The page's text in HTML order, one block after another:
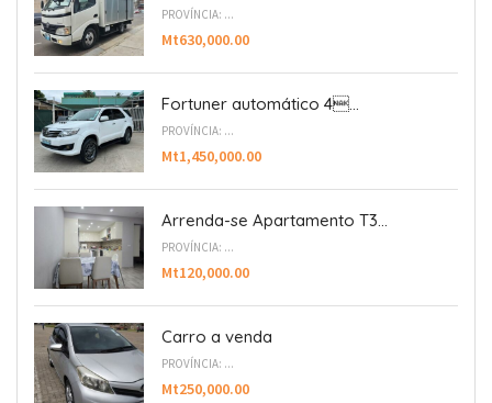
PROVÍNCIA: ...
Mt630,000.00
Fortuner automático 4...
PROVÍNCIA: ...
Mt1,450,000.00
Arrenda-se Apartamento T3...
PROVÍNCIA: ...
Mt120,000.00
Carro a venda
PROVÍNCIA: ...
Mt250,000.00